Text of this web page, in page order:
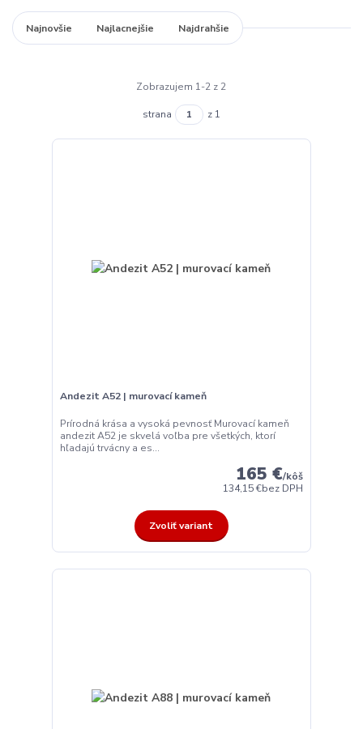
Najnovšie Najlacnejšie Najdrahšie
Zobrazujem 1-2 z 2
strana z 1
Andezit A52 | murovací kameň
Prírodná krása a vysoká pevnosť Murovací kameň
andezit A52 je skvelá voľba pre všetkých, ktorí
hľadajú trvácny a es...
165 €/kôš
134,15 €bez DPH
Zvoliť variant